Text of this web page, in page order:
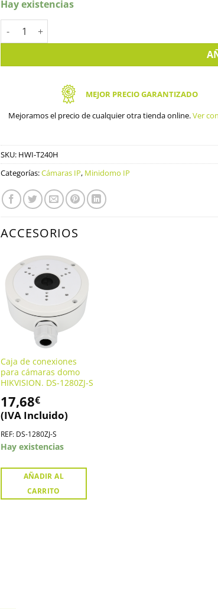
Hay existencias
Cámara IP minidomo 4 MPX HIKVISION. HWI-T240H
MEJOR PRECIO GARANTIZADO
Mejoramos el precio de cualquier otra tienda online.Ver
SKU: HWI-T240H
Categorías:Cámaras IP, Minidomo IP
ACCESORIOS
Caja de conexiones
para cámaras domo
HIKVISION. DS-1280ZJ-S
17,68€
(IVA Incluido)
REF: DS-1280ZJ-S
Hay existencias
AÑADIR AL
CARRITO